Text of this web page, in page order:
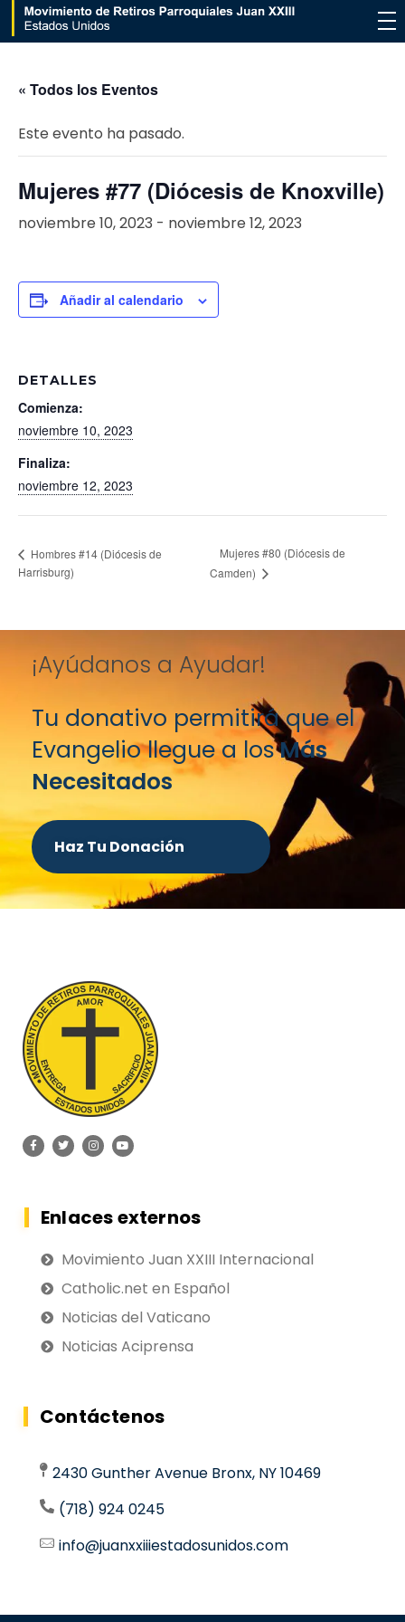
Movimiento de Retiros Parroquiales Juan XXIII - Estados Unidos
« Todos los Eventos
Este evento ha pasado.
Mujeres #77 (Diócesis de Knoxville)
noviembre 10, 2023 - noviembre 12, 2023
Añadir al calendario
DETALLES
Comienza:
noviembre 10, 2023
Finaliza:
noviembre 12, 2023
Hombres #14 (Diócesis de
Harrisburg)
Mujeres #80 (Diócesis de
Camden)
¡Ayúdanos a Ayudar!
Tu donativo permitirá que el
Evangelio llegue a losMás
Necesitados
Haz Tu Donación
Enlaces externos
Movimiento Juan XXIII Internacional
Catholic.net en Español
Noticias del Vaticano
Noticias Aciprensa
Contáctenos
2430 Gunther Avenue Bronx, NY 10469
(718) 924 0245
info@juanxxiiiestadosunidos.com